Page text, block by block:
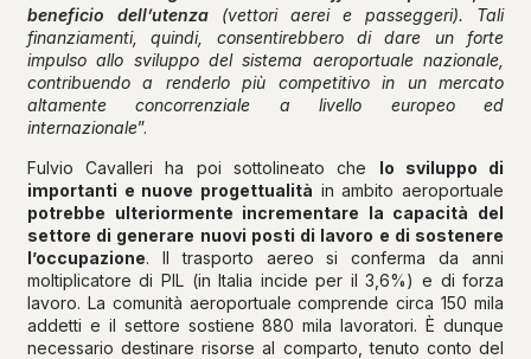
beneficio dell’utenza(vettori aerei e passeggeri). Tali
finanziamenti, quindi, consentirebbero di dare un forte
impulso allo sviluppo del sistema aeroportuale nazionale,
contribuendo a renderlo più competitivo in un mercato
altamente concorrenziale a livello europeo ed
internazionale”.
Fulvio Cavalleri ha poi sottolineato che lo sviluppo di
importanti e nuove progettualità in ambito aeroportuale
potrebbe ulteriormente incrementare la capacità del
settore di generare nuovi posti di lavoro e di sostenere
l’occupazione. Il trasporto aereo si conferma da anni
moltiplicatore di PIL (in Italia incide per il 3,6%) e di forza
lavoro. La comunità aeroportuale comprende circa 150 mila
addetti e il settore sostiene 880 mila lavoratori. È dunque
necessario destinare risorse al comparto, tenuto conto del